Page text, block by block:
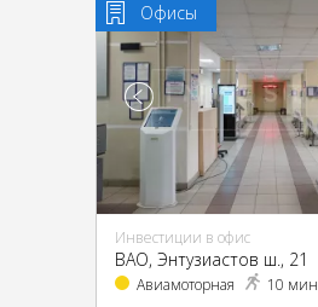
Офисы
Инвестиции в офис
ВАО, Энтузиастов ш., 21
Авиамоторная 10 мин